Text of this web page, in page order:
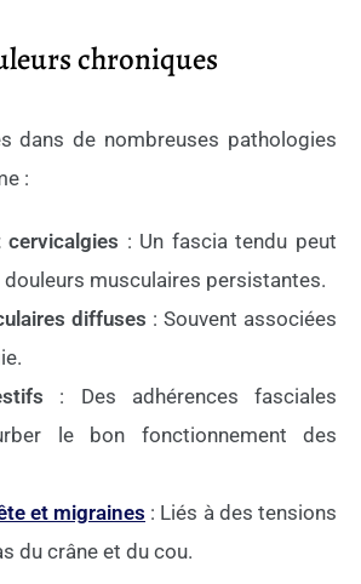
chroniques
dans de nombreuses pathologies
:
: Un fascia tendu peut
musculaires persistantes.
diffuses : Souvent associées
: Des adhérences fasciales
le bon fonctionnement des
et migraines : Liés à des tensions
du crâne et du cou.